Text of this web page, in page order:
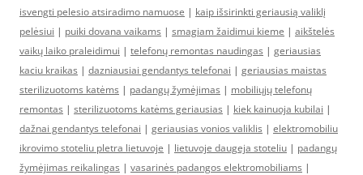
isvengti pelesio atsiradimo namuose | kaip išsirinkti geriausią valiklį
pelėsiui | puiki dovana vaikams | smagiam žaidimui kieme | aikštelės
vaikų laiko praleidimui | telefonų remontas naudingas | geriausias
kaciu kraikas | dazniausiai gendantys telefonai | geriausias maistas
sterilizuotoms katėms | padangų žymėjimas | mobiliųjų telefonų
remontas | sterilizuotoms katėms geriausias | kiek kainuoja kubilai |
dažnai gendantys telefonai | geriausias vonios valiklis | elektromobiliu
ikrovimo stoteliu pletra lietuvoje | lietuvoje daugeja stoteliu | padangų
žymėjimas reikalingas | vasarinės padangos elektromobiliams |